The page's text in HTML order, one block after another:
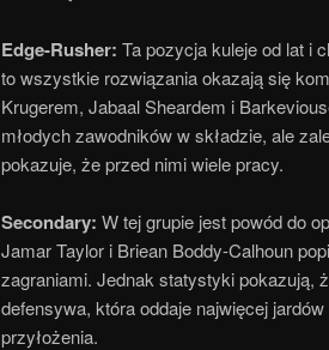
Edge-Rusher: Ta pozycja kuleje od lat i
to wszystkie rozwiązania okazają się
Krugerem, Jabaal Sheardem i
młodych zawodników w składzie, ale
pokazuje, że przed nimi wiele pracy.
Secondary: W tej grupie jest powód do
Jamar Taylor i Briean Boddy-Calhoun
zagraniami. Jednak statystyki pokazują,
defensywa, która oddaje najwięcej
przyłożenia.